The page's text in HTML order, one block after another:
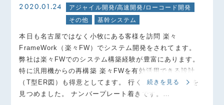
2020.01.24
アジャイル開発/高速開発/ローコード開発
その他
基幹システム
本日も名古屋ではなく小牧にある客様を訪問 楽々
FrameWork（楽々FW）でシステム開発をされてます。
弊社は楽々FWでのシステム構築経験が豊富にあります。
特に汎用機からの再構築 楽々FWを有効活用できる設計
（T型ER図）も得意としてます。 行く道中に珍しい車を
見つめました。 ナンバープレート着きです。…
続きを見る